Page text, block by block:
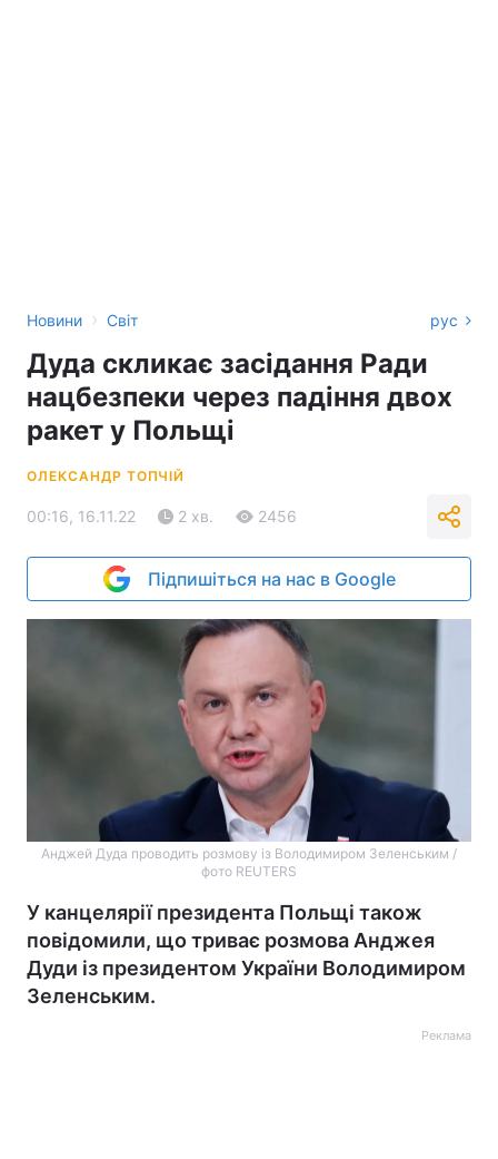
Новини › Світ рус
Дуда скликає засідання Ради
нацбезпеки через падіння двох
ракет у Польщі
ОЛЕКСАНДР ТОПЧІЙ
00:16, 16.11.22 2 хв. 2456
Підпишіться на нас в Google
Анджей Дуда проводить розмову із Володимиром Зеленським /
фото REUTERS
У канцелярії президента Польщі також
повідомили, що триває розмова Анджея
Дуди із президентом України Володимиром
Зеленським.
Реклама